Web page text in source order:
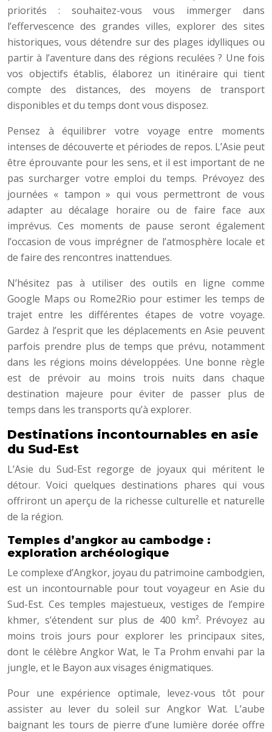
priorités : souhaitez-vous vous immerger dans
l’effervescence des grandes villes, explorer des sites
historiques, vous détendre sur des plages idylliques ou
partir à l’aventure dans des régions reculées ? Une fois
vos objectifs établis, élaborez un itinéraire qui tient
compte des distances, des moyens de transport
disponibles et du temps dont vous disposez.
Pensez à équilibrer votre voyage entre moments
intenses de découverte et périodes de repos. L’Asie peut
être éprouvante pour les sens, et il est important de ne
pas surcharger votre emploi du temps. Prévoyez des
journées « tampon » qui vous permettront de vous
adapter au décalage horaire ou de faire face aux
imprévus. Ces moments de pause seront également
l’occasion de vous imprégner de l’atmosphère locale et
de faire des rencontres inattendues.
N’hésitez pas à utiliser des outils en ligne comme
Google Maps ou Rome2Rio pour estimer les temps de
trajet entre les différentes étapes de votre voyage.
Gardez à l’esprit que les déplacements en Asie peuvent
parfois prendre plus de temps que prévu, notamment
dans les régions moins développées. Une bonne règle
est de prévoir au moins trois nuits dans chaque
destination majeure pour éviter de passer plus de
temps dans les transports qu’à explorer.
Destinations incontournables en asie
du Sud-Est
L’Asie du Sud-Est regorge de joyaux qui méritent le
détour. Voici quelques destinations phares qui vous
offriront un aperçu de la richesse culturelle et naturelle
de la région.
Temples d’angkor au cambodge :
exploration archéologique
Le complexe d’Angkor, joyau du patrimoine cambodgien,
est un incontournable pour tout voyageur en Asie du
Sud-Est. Ces temples majestueux, vestiges de l’empire
khmer, s’étendent sur plus de 400 km². Prévoyez au
moins trois jours pour explorer les principaux sites,
dont le célèbre Angkor Wat, le Ta Prohm envahi par la
jungle, et le Bayon aux visages énigmatiques.
Pour une expérience optimale, levez-vous tôt pour
assister au lever du soleil sur Angkor Wat. L’aube
baignant les tours de pierre d’une lumière dorée offre